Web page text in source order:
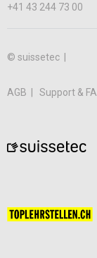
+41 43 244 73 00
© suissetec |
AGB Support &